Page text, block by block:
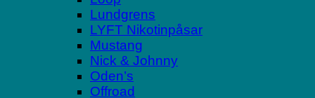
Lundgrens
LYFT Nikotinpåsar
Mustang
Nick & Johnny
Oden’s
Offroad